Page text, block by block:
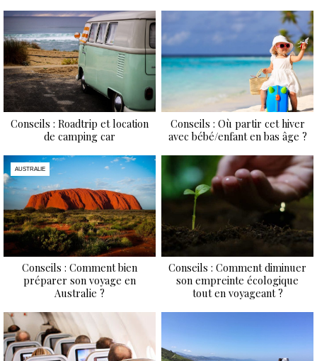
Conseils : Roadtrip et location
de camping car
Conseils : Où partir cet hiver
avec bébé/enfant en bas âge ?
AUSTRALIE
Conseils : Comment bien
préparer son voyage en
Australie ?
Conseils : Comment diminuer
son empreinte écologique
tout en voyageant ?